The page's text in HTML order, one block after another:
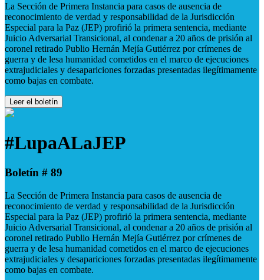
La Sección de Primera Instancia para casos de ausencia de
reconocimiento de verdad y responsabilidad de la Jurisdicción
Especial para la Paz (JEP) profirió la primera sentencia, mediante
Juicio Adversarial Transicional, al condenar a 20 años de prisión al
coronel retirado Publio Hernán Mejía Gutiérrez por crímenes de
guerra y de lesa humanidad cometidos en el marco de ejecuciones
extrajudiciales y desapariciones forzadas presentadas ilegítimamente
como bajas en combate.
Leer el boletín
#LupaALaJEP
Boletín # 89
La Sección de Primera Instancia para casos de ausencia de
reconocimiento de verdad y responsabilidad de la Jurisdicción
Especial para la Paz (JEP) profirió la primera sentencia, mediante
Juicio Adversarial Transicional, al condenar a 20 años de prisión al
coronel retirado Publio Hernán Mejía Gutiérrez por crímenes de
guerra y de lesa humanidad cometidos en el marco de ejecuciones
extrajudiciales y desapariciones forzadas presentadas ilegítimamente
como bajas en combate.